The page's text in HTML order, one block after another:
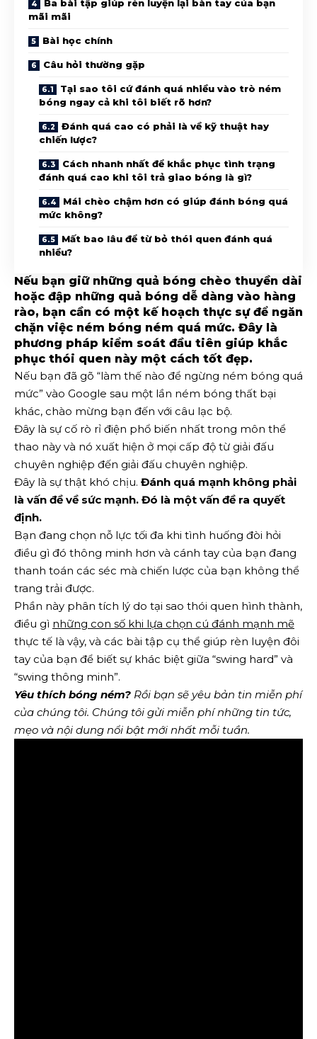
Ba bài tập giúp rèn luyện lại bàn tay của bạn
mãi mãi
Bài học chính
Câu hỏi thường gặp
Tại sao tôi cứ đánh quá nhiều vào trò ném
bóng ngay cả khi tôi biết rõ hơn?
Đánh quá cao có phải là về kỹ thuật hay
chiến lược?
Cách nhanh nhất để khắc phục tình trạng
đánh quá cao khi tôi trả giao bóng là gì?
Mái chèo chậm hơn có giúp đánh bóng quá
mức không?
Mất bao lâu để từ bỏ thói quen đánh quá
nhiều?
Nếu bạn giữ những quả bóng chèo thuyền dài
hoặc đập những quả bóng dễ dàng vào hàng
rào, bạn cần có một kế hoạch thực sự để ngăn
chặn việc ném bóng ném quá mức. Đây là
phương pháp kiểm soát đầu tiên giúp khắc
phục thói quen này một cách tốt đẹp.
Nếu bạn đã gõ “làm thế nào để ngừng ném bóng quá
mức” vào Google sau một lần ném bóng thất bại
khác, chào mừng bạn đến với câu lạc bộ.
Đây là sự cố rò rỉ điện phổ biến nhất trong môn thể
thao này và nó xuất hiện ở mọi cấp độ từ giải đấu
chuyên nghiệp đến giải đấu chuyên nghiệp.
Đây là sự thật khó chịu. Đánh quá mạnh không phải
là vấn đề về sức mạnh. Đó là một vấn đề ra quyết
định.
Bạn đang chọn nỗ lực tối đa khi tình huống đòi hỏi
điều gì đó thông minh hơn và cánh tay của bạn đang
thanh toán các séc mà chiến lược của bạn không thể
trang trải được.
Phần này phân tích lý do tại sao thói quen hình thành,
điều gì những con số khi lựa chọn cú đánh mạnh mẽ
thực tế là vậy, và các bài tập cụ thể giúp rèn luyện đôi
tay của bạn để biết sự khác biệt giữa “swing hard” và
“swing thông minh”.
Yêu thích bóng ném? Rồi bạn sẽ yêu bản tin miễn phí
của chúng tôi. Chúng tôi gửi miễn phí những tin tức,
mẹo và nội dung nổi bật mới nhất mỗi tuần.